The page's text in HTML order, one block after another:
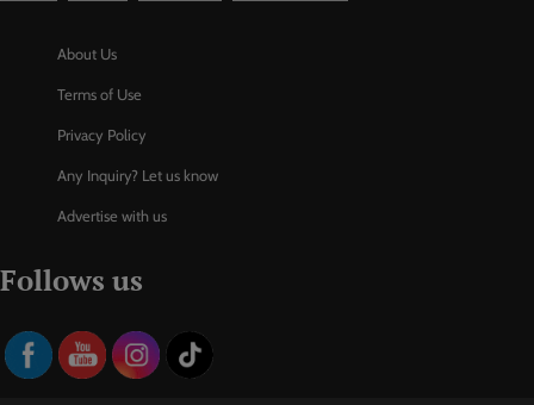
About Us
Terms of Use
Privacy Policy
Any Inquiry? Let us know
Advertise with us
Follows us